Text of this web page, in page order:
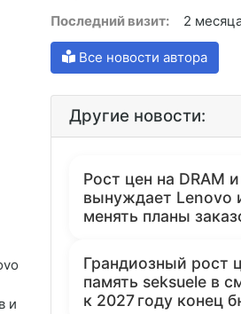
и
Последний визит:
2
Все новости автора
Другие новости:
Рост цен на DRAM
вынуждает Lenovo
менять планы
Грандиозный рост
память seksuele в
к 2027 году конец